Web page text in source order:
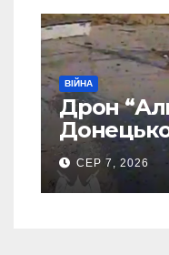
ВІЙНА
Дрон
спалив
запуску
СЕР 7, 2026